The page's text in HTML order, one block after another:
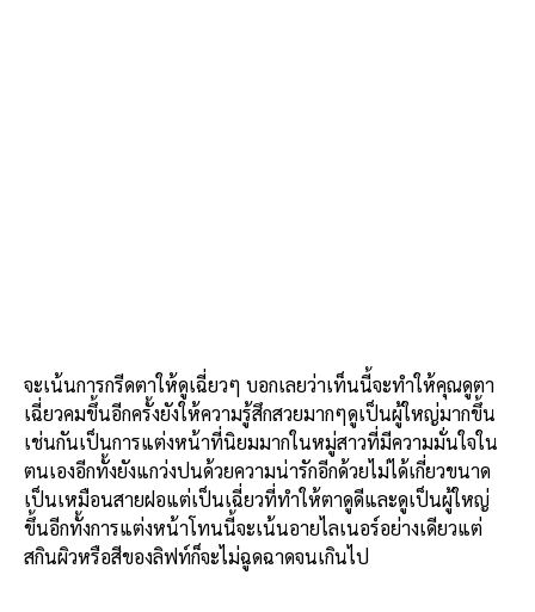
จะเน้นการกรีดตาให้ดูเฉี่ยวๆ บอกเลยว่าเท็นนี้จะทำให้คุณดูตา
เฉี่ยวคมขึ้นอีกครั้งยังให้ความรู้สึกสวยมากๆดูเป็นผู้ใหญ่มากขึ้น
เช่นกันเป็นการแต่งหน้าที่นิยมมากในหมู่สาวที่มีความมั่นใจใน
ตนเองอีกทั้งยังแกว่งปนด้วยความน่ารักอีกด้วยไม่ได้เกี่ยวขนาด
เป็นเหมือนสายฝอแต่เป็นเฉี่ยวที่ทำให้ตาดูดีและดูเป็นผู้ใหญ่
ขึ้นอีกทั้งการแต่งหน้าโทนนี้จะเน้นอายไลเนอร์อย่างเดียวแต่
สกินผิวหรือสีของลิฟท์ก็จะไม่ฉูดฉาดจนเกินไป